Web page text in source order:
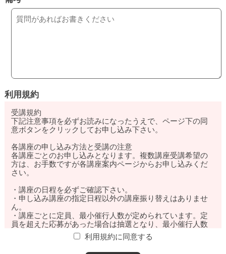
利用規約
受講規約
下記注意事項を必ずお読みになったうえで、ページ下の同
意ボタンをクリックしてお申し込み下さい。
各講座の申し込み方法と受講の注意
各講座ごとのお申し込みとなります。複数講座受講希望の
方は、お手数ですが各講座案内ページからお申し込みくだ
さい。
・講座の日程を必ずご確認下さい。
・申し込み講座の指定日程以外の講座振り替えはありませ
ん。
・講座ごとに定員、最小催行人数が定められています。定
員を超えた応募があった場合は抽選となり、最小催行人数
に満たない場合は講座を中止する場合があります。
・主催者側の都合や講座不成立により講座が中止された場
利用規約に同意する